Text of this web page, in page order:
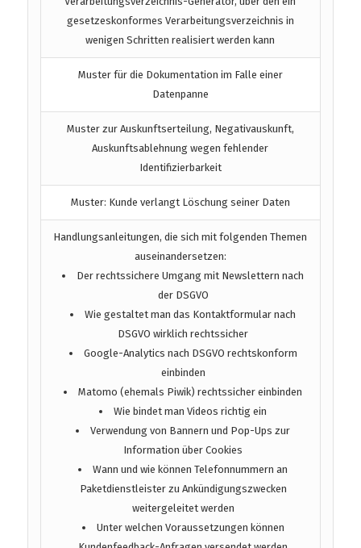
gesetzeskonformes Verarbeitungsverzeichnis in
wenigen Schritten realisiert werden kann
Muster für die Dokumentation im Falle einer
Datenpanne
Muster zur Auskunftserteilung, Negativauskunft,
Auskunftsablehnung wegen fehlender
Identifizierbarkeit
Muster: Kunde verlangt Löschung seiner Daten
Handlungsanleitungen, die sich mit folgenden Themen
auseinandersetzen:
Der rechtssichere Umgang mit Newslettern nach
der DSGVO
Wie gestaltet man das Kontaktformular nach
DSGVO wirklich rechtssicher
Google-Analytics nach DSGVO rechtskonform
einbinden
Matomo (ehemals Piwik) rechtssicher einbinden
Wie bindet man Videos richtig ein
Verwendung von Bannern und Pop-Ups zur
Information über Cookies
Wann und wie können Telefonnummern an
Paketdienstleister zu Ankündigungszwecken
weitergeleitet werden
Unter welchen Voraussetzungen können